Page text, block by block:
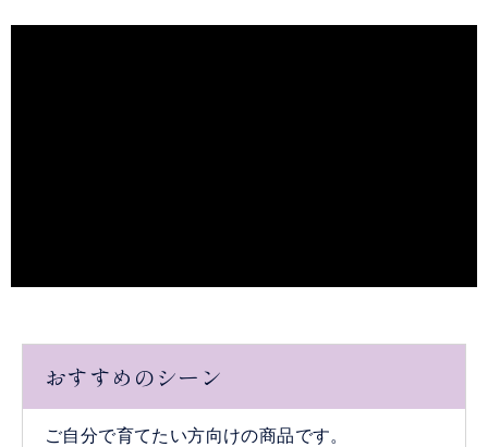
おすすめのシーン
ご自分で育てたい方向けの商品です。